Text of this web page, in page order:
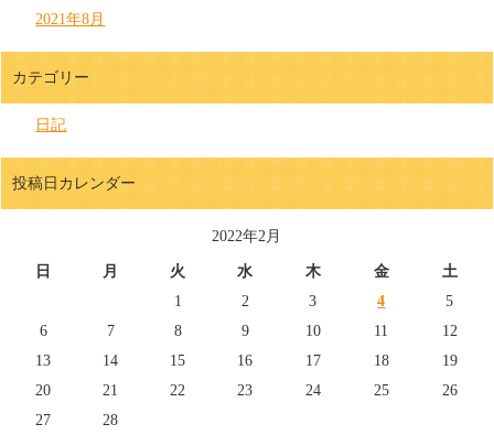
2021年8月
カテゴリー
日記
投稿日カレンダー
2022年2月
日 月 火 水 木 金
土
1
2 3 4
5
6
7 8 9 10 11
12
13
14 15 16 17 18
19
20
21 22 23 24 25
26
27
28